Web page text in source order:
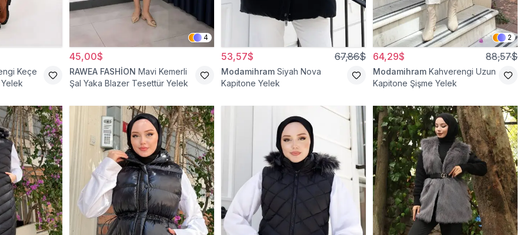
Keçe
4
45,00$
RAWEA FASHİON Mavi Kemerli
Şal Yaka Blazer Tesettür Yelek
53,57$ 67,86$
Modamihram Siyah Nova
Kapitone Yelek
2
64,29$ 88,57$
Modamihram Kahverengi Uzun
Kapitone Şişme Yelek